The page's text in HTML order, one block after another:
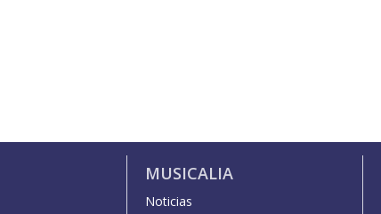
MUSICALIA
Noticias